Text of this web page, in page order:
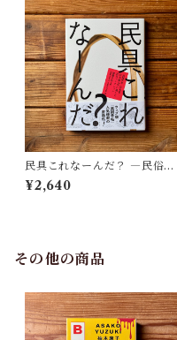
民具これなーんだ？ ―民俗学
者・宮本常一が美術大学に遺
した民具コレクション | 加藤幸
¥2,640
その他の商品